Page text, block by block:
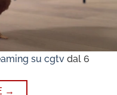
su cgtv dal 6
→